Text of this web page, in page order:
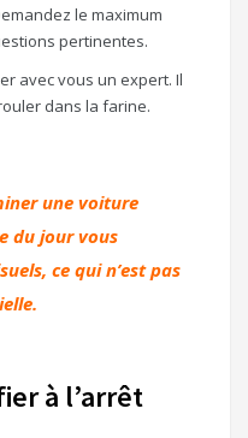
le maximum
pertinentes.
avec vous un expert. Il
dans la farine.
une voiture
du jour vous
ce qui n’est pas
à l’arrêt